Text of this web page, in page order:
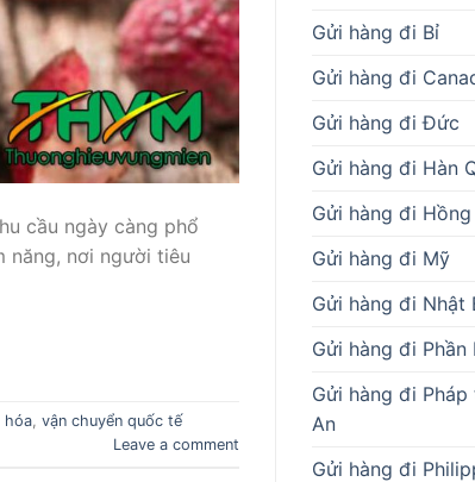
cầu ngày càng phổ
năng, nơi người tiêu
hóa, vận chuyển quốc tế
Leave a comment
Gửi hàng đi Bỉ
Gửi hàng đi
Gửi hàng đi Đức
Gửi hàng đi Hàn
Gửi hàng đi Hồng
Gửi hàng đi Mỹ
Gửi hàng đi Nhật
Gửi hàng đi Phần
Gửi hàng đi Pháp
An
Gửi hàng đi